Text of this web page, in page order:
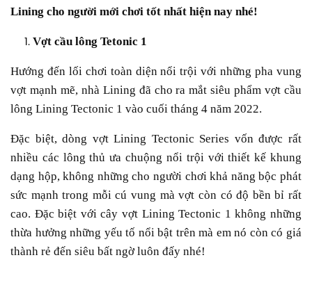
Lining cho người mới chơi tốt nhất hiện nay nhé!
Vợt cầu lông Tetonic 1
Hướng đến lối chơi toàn diện nổi trội với những pha vung
vợt mạnh mẽ, nhà Lining đã cho ra mắt siêu phẩm vợt cầu
lông Lining Tectonic 1 vào cuối tháng 4 năm 2022.
Đặc biệt, dòng vợt Lining Tectonic Series vốn được rất
nhiều các lông thủ ưa chuộng nổi trội với thiết kế khung
dạng hộp, không những cho người chơi khả năng bộc phát
sức mạnh trong mỗi cú vung mà vợt còn có độ bền bỉ rất
cao. Đặc biệt với cây vợt Lining Tectonic 1 không những
thừa hưởng những yếu tố nổi bật trên mà em nó còn có giá
thành rẻ đến siêu bất ngờ luôn đấy nhé!